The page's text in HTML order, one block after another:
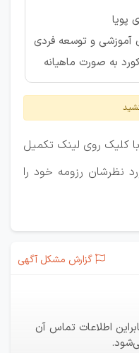
پویا
و توسعه فردی
به صورت ماهیانه
کلیک روی لینک تکمیل
نظرشان رزومه خود را
گزارش مشکل آگهی
اطلاعات تماس آن